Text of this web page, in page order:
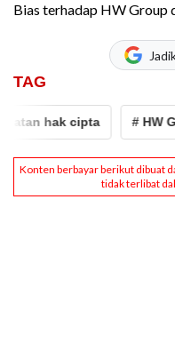
Bias terhadap HW
TAG
hak cipta # HW